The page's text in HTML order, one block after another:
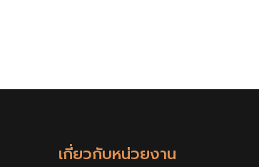
เกี่ยวกับหน่วยงาน